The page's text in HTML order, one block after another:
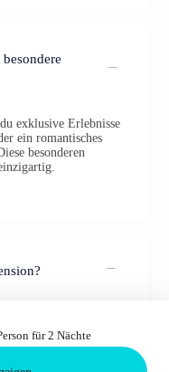
exklusive Erlebnisse
ein romantisches
besonderen
Abend.für 2 Nächte